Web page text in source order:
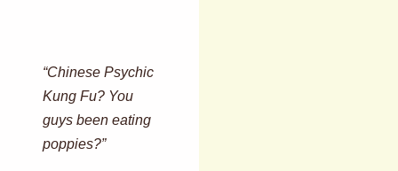
“Chinese Psychic
Kung Fu? You
guys been eating
poppies?”